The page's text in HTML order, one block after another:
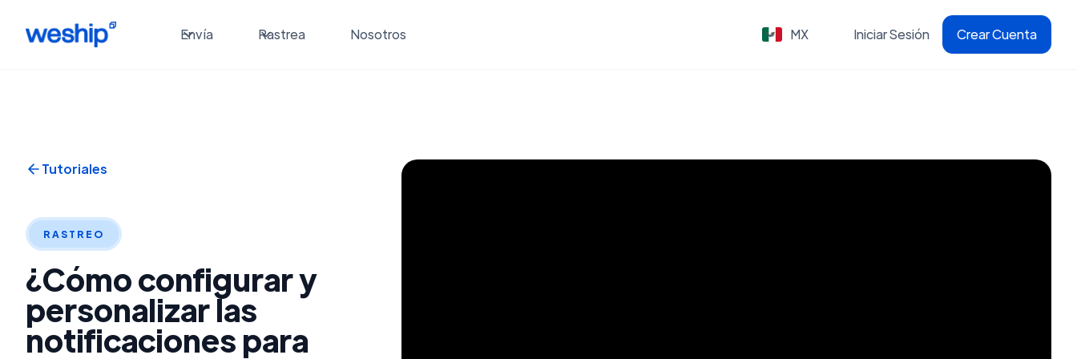
Envía Rastrea Nosotros MX Iniciar Sesión Crear Cuenta
Tutoriales
RASTREO
¿Cómo configurar y
personalizar las
notificaciones para